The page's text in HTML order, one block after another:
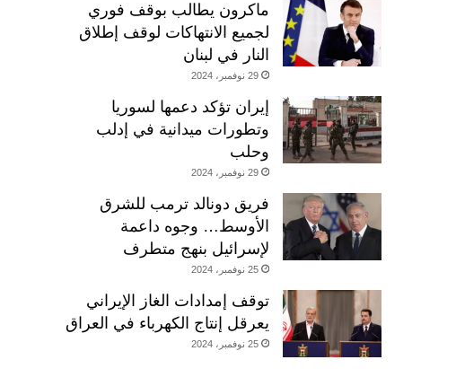
ماكرون يطالب بوقف فوري
لجميع الانتهاكات لوقف إطلاق
النار في لبنان
29 نوفمبر، 2024
إيران تؤكد دعمها لسوريا
وتطورات ميدانية في إدلب
وحلب
29 نوفمبر، 2024
فريق دونالد ترمب للشرق
الأوسط… وجوه داعمة
لإسرائيل بنهج متطرف
25 نوفمبر، 2024
توقف إمدادات الغاز الإيراني
يعرقل إنتاج الكهرباء في العراق
25 نوفمبر، 2024